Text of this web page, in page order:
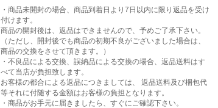
・商品未開封の場合、商品到着日より7日以内に限り返品を受け
付けます。
商品の開封後は、返品はできませんので、予めご了承下さい。
（ただし、開封後でも商品の初期不良がございました場合は、
商品の交換をさせて頂きます。）
・不良品による交換、誤納品による交換の場合、返品送料はす
べて当店が負担致します。
お客様の都合による返品につきましては、 返品送料及び梱包代
等それに付随する金額はお客様の負担となります。
・商品がお手元に届きましたら、すぐにご確認下さい。